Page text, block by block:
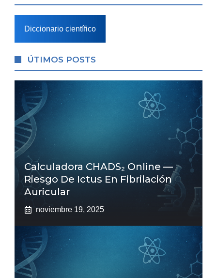
Diccionario científico
ÚTIMOS POSTS
Calculadora CHADS₂ Online —
Riesgo De Ictus En Fibrilación
Auricular
noviembre 19, 2025